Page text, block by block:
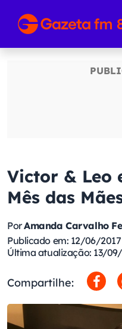
Victor & Leo
Mês das
PorAmanda Carvalho
Publicado em: 12/06/2017
Última atualização: 13/09/
Compartilhe: